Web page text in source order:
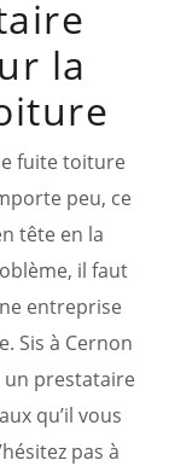
la
fuite toiture
peu, ce
tête en la
il faut
entreprise
Sis à Cernon
un prestataire
qu’il vous
pas à